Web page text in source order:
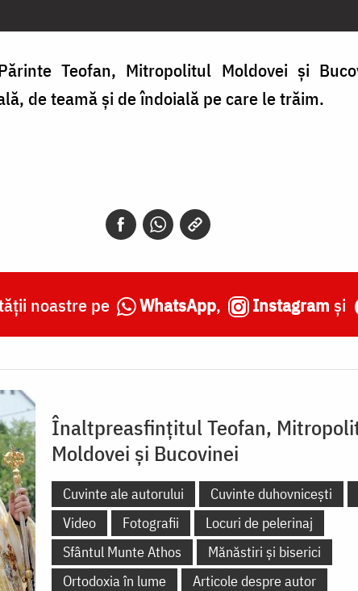
Teofan, Mitropolitul Moldovei și
de teamă și de îndoială pe care le trăim.
noastre pe WhatsApp, Instagram și
Înaltpreasfințitul Teofan,
Moldovei și Bucovinei
Cuvinte ale autorului Cuvinte duhovnicești
Video
Fotografii
Locuri de pelerinaj
Sfântul Munte Athos
Mănăstiri și biserici
Ortodoxia în lume
Articole despre autor